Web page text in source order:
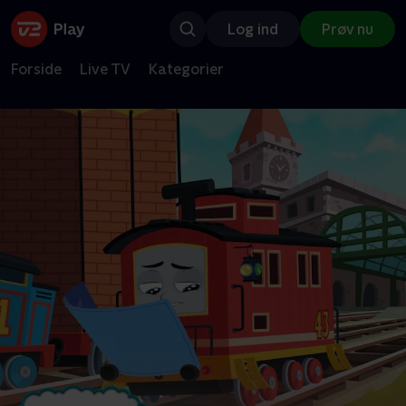
Log ind Prøv nu
Forside Live TV Kategorier